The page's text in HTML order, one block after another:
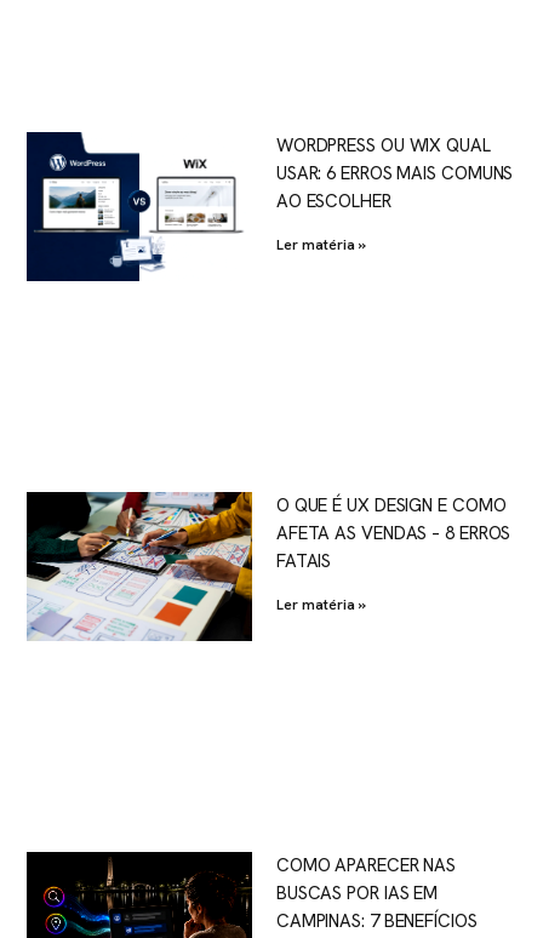
WORDPRESS OU WIX QUAL
USAR: 6 ERROS MAIS COMUNS
AO ESCOLHER
Ler matéria »
O QUE É UX DESIGN E COMO
AFETA AS VENDAS – 8 ERROS
FATAIS
Ler matéria »
COMO APARECER NAS
BUSCAS POR IAS EM
CAMPINAS: 7 BENEFÍCIOS